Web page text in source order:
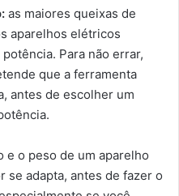
as maiores queixas de
aparelhos elétricos
Para não errar,
que a ferramenta
antes de escolher um
e o peso de um aparelho
se adapta, antes de fazer o